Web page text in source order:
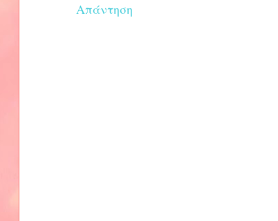
Απάντηση